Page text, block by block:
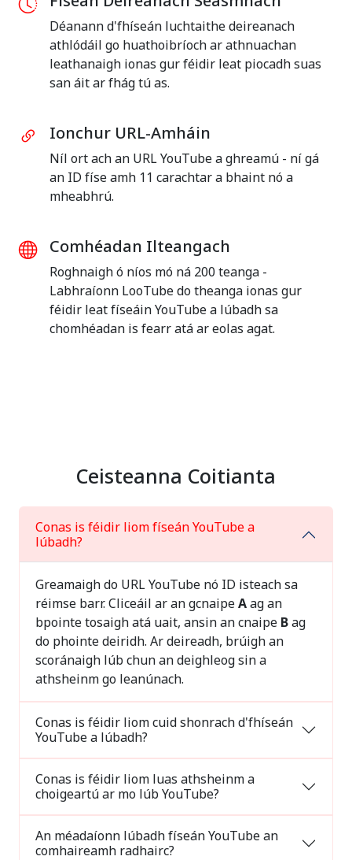
Déanann d'fhíseán luchtaithe deireanach
athlódáil go huathoibríoch ar athnuachan
leathanaigh ionas gur féidir leat piocadh suas
san áit ar fhág tú as.
Ionchur URL-Amháin
Níl ort ach an URL YouTube a ghreamú - ní gá
an ID físe amh 11 carachtar a bhaint nó a
mheabhrú.
Comhéadan Ilteangach
Roghnaigh ó níos mó ná 200 teanga -
Labhraíonn LooTube do theanga ionas gur
féidir leat físeáin YouTube a lúbadh sa
chomhéadan is fearr atá ar eolas agat.
Ceisteanna Coitianta
Conas is féidir liom físeán YouTube a
lúbadh?
Greamaigh do URL YouTube nó ID isteach sa
réimse barr. Cliceáil ar an gcnaipeAag an
bpointe tosaigh atá uait, ansin an cnaipe Bag
do phointe deiridh. Ar deireadh, brúigh an
scoránaigh lúb chun an deighleog sin a
athsheinm go leanúnach.
Conas is féidir liom cuid shonrach d'fhíseán
YouTube a lúbadh?
Conas is féidir liom luas athsheinm a
choigeartú ar mo lúb YouTube?
An méadaíonn lúbadh físeán YouTube an
comhaireamh radhairc?